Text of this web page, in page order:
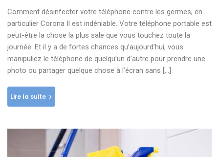
Comment désinfecter votre téléphone contre les germes, en
particulier Corona Il est indéniable. Votre téléphone portable est
peut-être la chose la plus sale que vous touchez toute la
journée. Et il y a de fortes chances qu’aujourd’hui, vous
manipuliez le téléphone de quelqu’un d’autre pour prendre une
photo ou partager quelque chose à l’écran sans […]
Lire la suite